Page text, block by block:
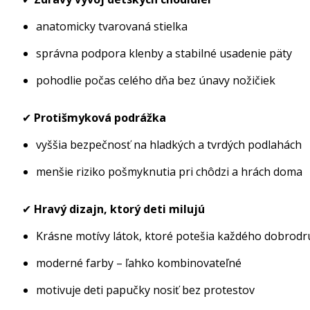
anatomicky tvarovaná stielka
správna podpora klenby a stabilné usadenie päty
pohodlie počas celého dňa bez únavy nožičiek
✔ Protišmyková podrážka
vyššia bezpečnosť na hladkých a tvrdých podlahách
menšie riziko pošmyknutia pri chôdzi a hrách doma
✔ Hravý dizajn, ktorý deti milujú
Krásne motívy látok, ktoré potešia každého
moderné farby – ľahko kombinovateľné
motivuje deti papučky nosiť bez protestov